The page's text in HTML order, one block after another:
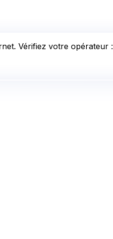
Vérifiez votre opérateur :